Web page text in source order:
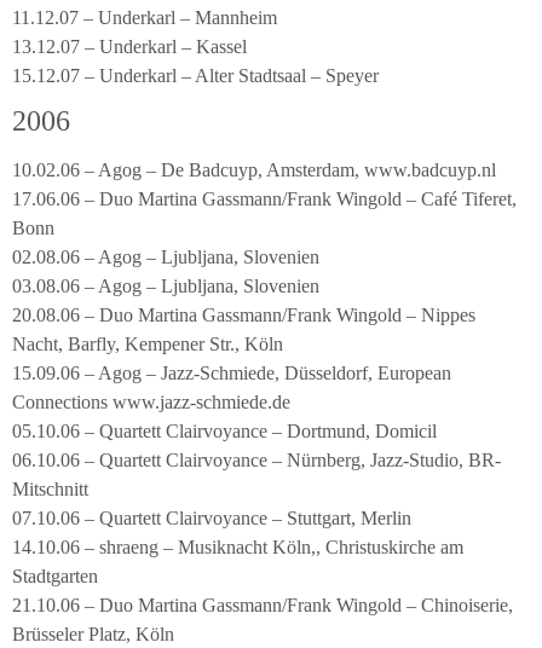
11.12.07 – Underkarl – Mannheim
13.12.07 – Underkarl – Kassel
15.12.07 – Underkarl – Alter Stadtsaal – Speyer
2006
10.02.06 – Agog – De Badcuyp, Amsterdam, www.badcuyp.nl
17.06.06 – Duo Martina Gassmann/Frank Wingold – Café Tiferet,
Bonn
02.08.06 – Agog – Ljubljana, Slovenien
03.08.06 – Agog – Ljubljana, Slovenien
20.08.06 – Duo Martina Gassmann/Frank Wingold – Nippes
Nacht, Barfly, Kempener Str., Köln
15.09.06 – Agog – Jazz-Schmiede, Düsseldorf, European
Connections www.jazz-schmiede.de
05.10.06 – Quartett Clairvoyance – Dortmund, Domicil
06.10.06 – Quartett Clairvoyance – Nürnberg, Jazz-Studio, BR-
Mitschnitt
07.10.06 – Quartett Clairvoyance – Stuttgart, Merlin
14.10.06 – shraeng – Musiknacht Köln,, Christuskirche am
Stadtgarten
21.10.06 – Duo Martina Gassmann/Frank Wingold – Chinoiserie,
Brüsseler Platz, Köln